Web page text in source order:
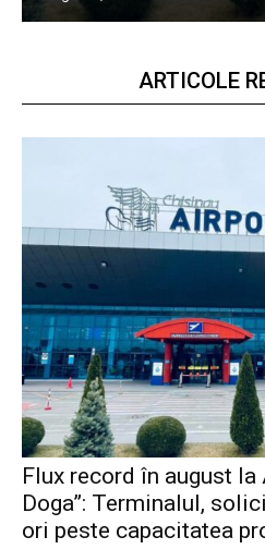
ARTICOLE
Flux record în august la
Doga”: Terminalul,
ori peste capacitatea